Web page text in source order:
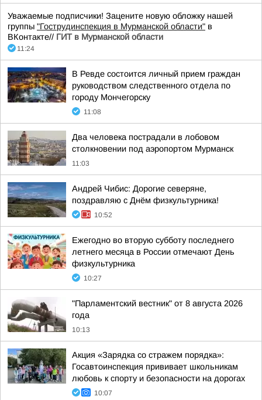
Уважаемые подписчики! Зацените новую обложку нашей
группы "Гострудинспекция в Мурманской области" в
ВКонтакте// ГИТ в Мурманской области
11:24
В Ревде состоится личный прием граждан
руководством следственного отдела по
городу Мончегорску
11:08
Два человека пострадали в лобовом
столкновении под аэропортом Мурманск
11:03
Андрей Чибис: Дорогие северяне,
поздравляю с Днём физкультурника!
10:52
Ежегодно во вторую субботу последнего
летнего месяца в России отмечают День
физкультурника
10:27
"Парламентский вестник" от 8 августа 2026
года
10:13
Акция «Зарядка со стражем порядка»:
Госавтоинспекция прививает школьникам
любовь к спорту и безопасности на дорогах
10:07